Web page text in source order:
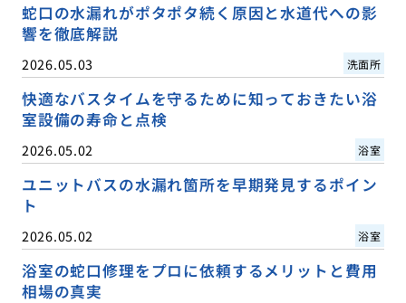
蛇口の水漏れがポタポタ続く原因と水道代への影
響を徹底解説
2026.05.03 洗面所
快適なバスタイムを守るために知っておきたい浴
室設備の寿命と点検
2026.05.02 浴室
ユニットバスの水漏れ箇所を早期発見するポイン
ト
2026.05.02 浴室
浴室の蛇口修理をプロに依頼するメリットと費用
相場の真実